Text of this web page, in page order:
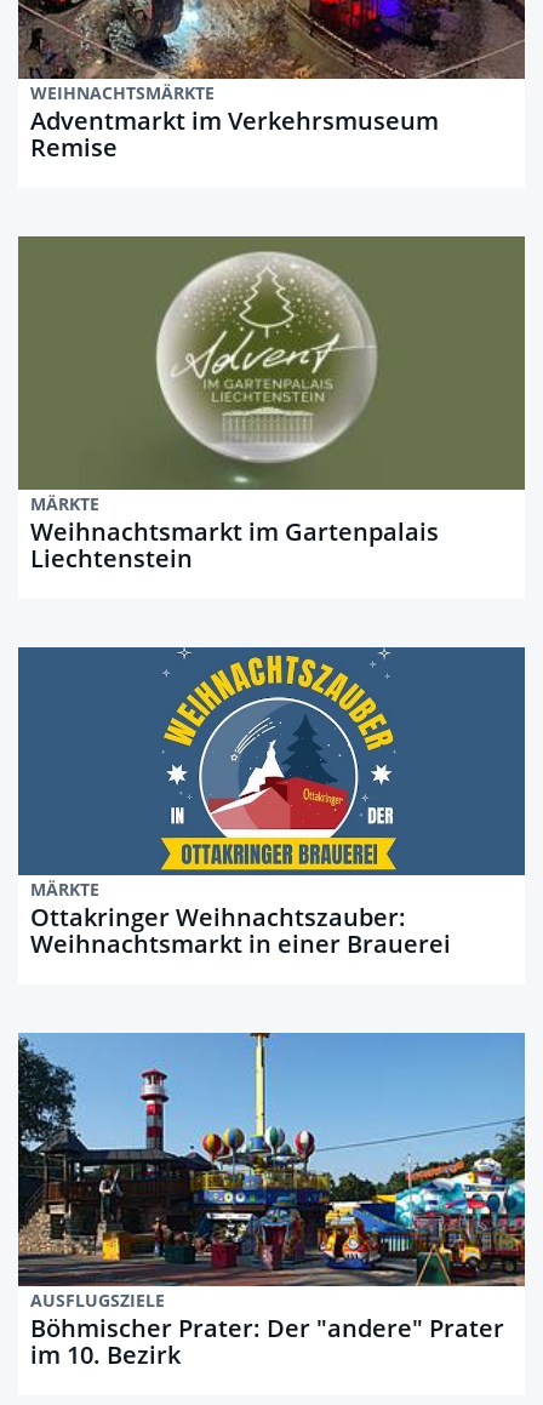
WEIHNACHTSMÄRKTE
Adventmarkt im Verkehrsmuseum
Remise
MÄRKTE
Weihnachtsmarkt im Gartenpalais
Liechtenstein
MÄRKTE
Ottakringer Weihnachtszauber:
Weihnachtsmarkt in einer Brauerei
AUSFLUGSZIELE
Böhmischer Prater: Der "andere" Prater
im 10. Bezirk